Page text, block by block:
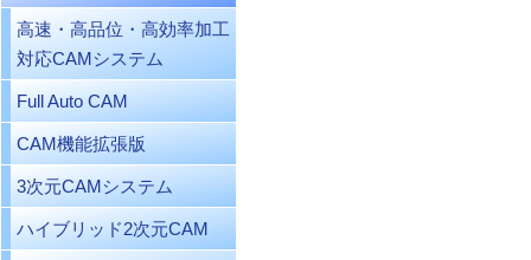
高速・高品位・高効率加工
対応CAMシステム
Full Auto CAM
CAM機能拡張版
3次元CAMシステム
ハイブリッド2次元CAM